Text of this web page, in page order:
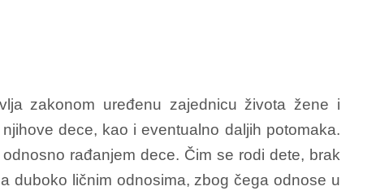
zakonom uređenu zajednicu života žene i
dece, kao i eventualno daljih potomaka.
rađanjem dece. Čim se rodi dete, brak
duboko ličnim odnosima, zbog čega odnose u